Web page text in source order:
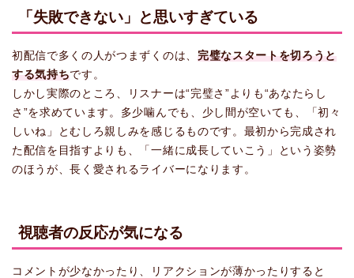
「失敗できない」と思いすぎている
初配信で多くの人がつまずくのは、 完璧なスタートを切ろうと
する気持ちです。
しかし実際のところ、リスナーは“完璧さ”よりも“あなたらし
さ”を求めています。多少噛んでも、少し間が空いても、「初々
しいね」とむしろ親しみを感じるものです。最初から完成され
た配信を目指すよりも、「一緒に成長していこう」という姿勢
のほうが、長く愛されるライバーになります。
視聴者の反応が気になる
コメントが少なかったり、リアクションが薄かったりすると